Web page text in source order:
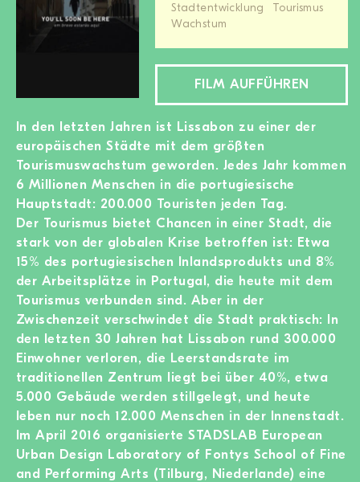
Stadtentwicklung
Tourismus
Wachstum
FILM AUFFÜHREN
In den letzten Jahren ist Lissabon zu einer der
europäischen Städte mit dem größten
Tourismuswachstum geworden. Jedes Jahr kommen
6 Millionen Menschen in die portugiesische
Hauptstadt: 200.000 Touristen jeden Tag.
Der Tourismus bietet Chancen in einer Stadt, die
stark von der globalen Krise betroffen ist: Etwa
15% des portugiesischen Inlandsprodukts und 8%
der Arbeitsplätze in Portugal, die heute mit dem
Tourismus verbunden sind. Aber in der
Zwischenzeit verschwindet die Stadt praktisch: In
den letzten 30 Jahren hat Lissabon rund 300.000
Einwohner verloren, die Leerstandsrate im
traditionellen Zentrum liegt bei über 40%, etwa
5.000 Gebäude werden stillgelegt, und heute
leben nur noch 12.000 Menschen in der Innenstadt.
Im April 2016 organisierte STADSLAB European
Urban Design Laboratory of Fontys School of Fine
and Performing Arts (Tilburg, Niederlande) eine
MITGLIED WERDEN
Wissen + Handeln
Newsletter
Partner:innen
Schulen
Medien
Film-Kits
Login